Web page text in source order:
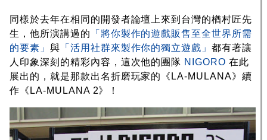
同樣於去年在相同的開發者論壇上來到台灣的楢村匠先
生，他所演講過的 「將你製作的遊戲販售至全世界所需
的要素」 與 「活用社群來製作你的獨立遊戲」都有著讓
人印象深刻的精彩內容，這次他的團隊 NIGORO 在此
展出的，就是那款出名折磨玩家的《LA-MULANA》續
作《LA-MULANA 2》！